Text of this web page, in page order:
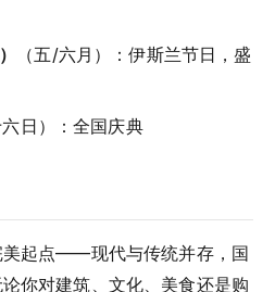
（五/六月）：伊斯兰节日，盛
六日）：全国庆典
美起点——现代与传统并存，国
你对建筑、文化、美食还是购